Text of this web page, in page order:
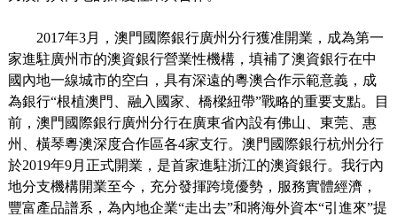
2017年3月，澳門國際銀行廣州分行獲准開業，成為第一
家進駐廣州市的澳資銀行營業性機構，填補了澳資銀行在中
國內地一線城市的空白，具有深遠的粵澳合作示範意義，成
為銀行“根植澳門、融入國家、橋樑紐帶”戰略的重要支點。目
前，澳門國際銀行廣州分行在廣東省內設有佛山、東莞、惠
州、橫琴粵澳深度合作區各4家支行。澳門國際銀行杭州分行
於2019年9月正式開業，是首家進駐浙江的澳資銀行。我行內
地分支機構開業至今，充分發揮跨境優勢，服務實體經濟，
豐富產品譜系，為內地企業“走出去”和將海外資本“引進來”提